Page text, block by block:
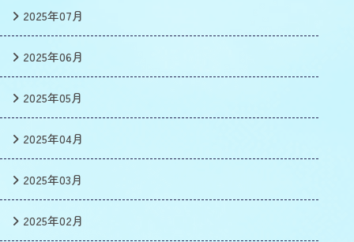
2025年07月
2025年06月
2025年05月
2025年04月
2025年03月
2025年02月